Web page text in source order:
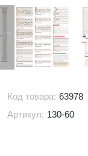
Код товара: 63978
Артикул: 130-60